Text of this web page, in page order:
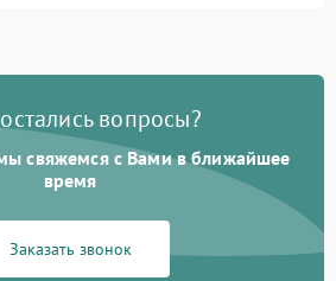
вопросы?
мы свяжемся с Вами в ближайшее
время
Заказать звонок